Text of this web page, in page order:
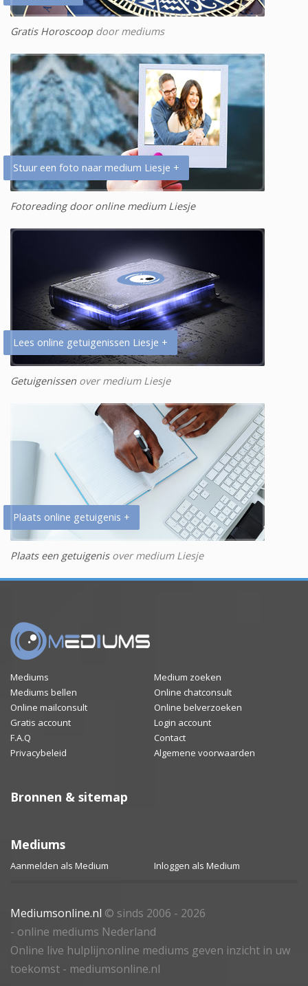
Gratis Horoscoopdoor mediums
Stuur een foto naar medium Liesje +
Fotoreading door online medium Liesje
Lees online getuigenissen Liesje +
Getuigenissen over medium Liesje
Plaats online getuigenis +
Plaats een getuigenisover medium Liesje
Mediums
Medium zoeken
Mediums bellen
Online chatconsult
Online mailconsult
Online belverzoeken
Gratis account
Login account
F.A.Q
Contact
Privacybeleid
Algemene voorwaarden
Bronnen & sitemap
Mediums
Aanmelden als Medium Inloggen als Medium
Mediumsonline.nl © sinds 2006 - 2026
- online mediums Nederland
Online live hulplijn:online mediums geven inzicht in uw
toekomst - mediumsonline.nl